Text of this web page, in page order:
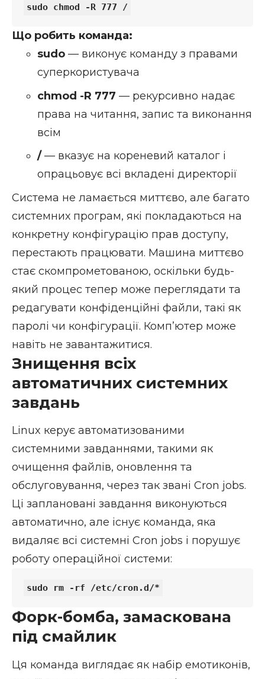
Що робить команда:
sudo— виконує команду з правами
суперкористувача
chmod -R 777 — рекурсивно надає
права на читання, запис та виконання
всім
/— вказує на кореневий каталог і
опрацьовує всі вкладені директорії
Система не ламається миттєво, але багато
системних програм, які покладаються на
конкретну конфігурацію прав доступу,
перестають працювати. Машина миттєво
стає скомпрометованою, оскільки будь-
який процес тепер може переглядати та
редагувати конфіденційні файли, такі як
паролі чи конфігурації. Комп’ютер може
навіть не завантажитися.
Знищення всіх
автоматичних системних
завдань
Linux керує автоматизованими
системними завданнями, такими як
очищення файлів, оновлення та
обслуговування, через так звані Cron jobs.
Ці заплановані завдання виконуються
автоматично, але існує команда, яка
видаляє всі системні Cron jobs і порушує
роботу операційної системи:
Форк-бомба, замаскована
під смайлик
Ця команда виглядає як набір емотиконів,